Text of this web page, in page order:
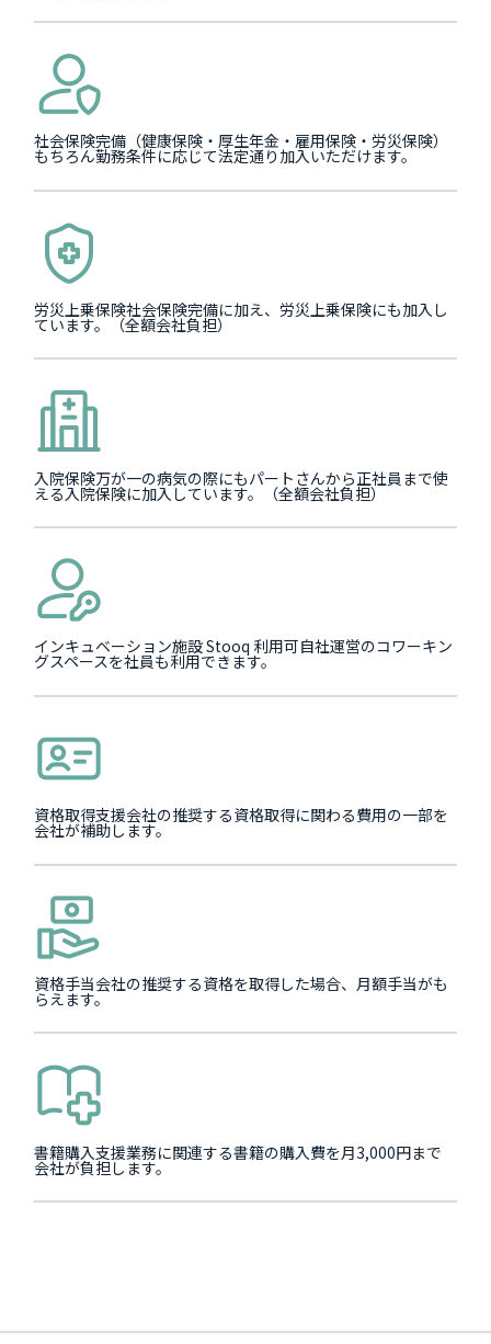
社会保険完備（健康保険・厚生年金・雇用保険・労災保険）
もちろん勤務条件に応じて法定通り加入いただけます。
労災上乗保険社会保険完備に加え、労災上乗保険にも加入し
ています。（全額会社負担）
入院保険万が一の病気の際にもパートさんから正社員まで使
える入院保険に加入しています。（全額会社負担）
インキュベーション施設 Stooq 利用可自社運営のコワーキン
グスペースを社員も利用できます。
資格取得支援会社の推奨する資格取得に関わる費用の一部を
会社が補助します。
資格手当会社の推奨する資格を取得した場合、月額手当がも
らえます。
書籍購入支援業務に関連する書籍の購入費を月3,000円まで
会社が負担します。